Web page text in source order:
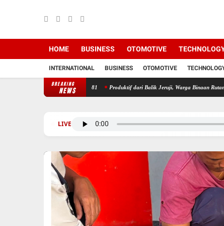
HOME BUSINESS OTOMOTIVE
INTERNATIONAL BUSINESS OTOMOTIVE
BREAKING
NEWS
Meriahkan HUT RI Ke-81 Produktif dari Balik Jeruji, Warga Binaan Rutan
LIVE